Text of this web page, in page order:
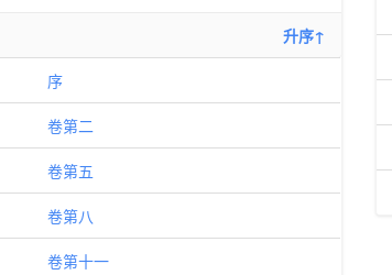
升序↑
序
卷第二
卷第五
卷第八
卷第十一